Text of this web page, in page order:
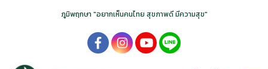
ภูมิพฤกษา "อยากเห็นคนไทย สุขภาพดี มีความสุข"